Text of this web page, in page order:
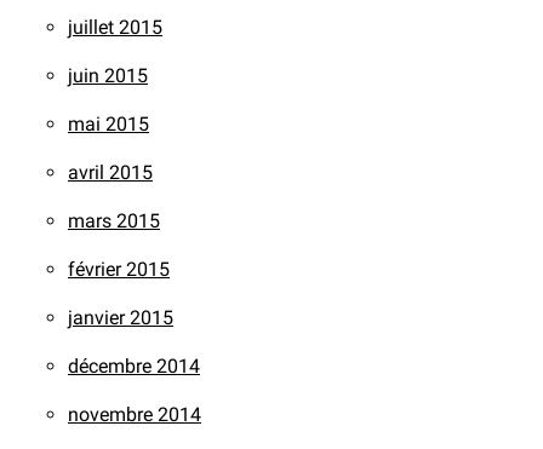
juillet 2015
juin 2015
mai 2015
avril 2015
mars 2015
février 2015
janvier 2015
décembre 2014
novembre 2014